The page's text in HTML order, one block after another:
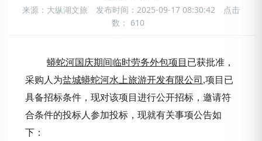
来源：大纵湖文旅 发布时间：2025-09-17 08:30:42
点击
数： 610
蟒蛇河国庆期间临时劳务外包项目 已获批准，
采购人 为盐城蟒蛇河水上旅游开发有限公司 ,项目已
具备招标条件，现对该项目进行公开招标，邀请符
合条件的投标人参加投标，现就有关事项公告如
下：